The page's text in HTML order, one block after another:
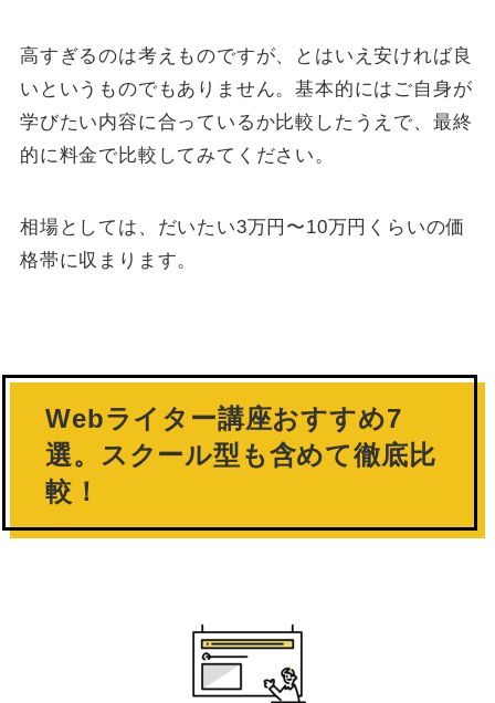
高すぎるのは考えものですが、とはいえ安ければ良
いというものでもありません。基本的にはご自身が
学びたい内容に合っているか比較したうえで、最終
的に料金で比較してみてください。
相場としては、だいたい3万円〜10万円くらいの価
格帯に収まります。
Webライター講座おすすめ7
選。スクール型も含めて徹底比
較！